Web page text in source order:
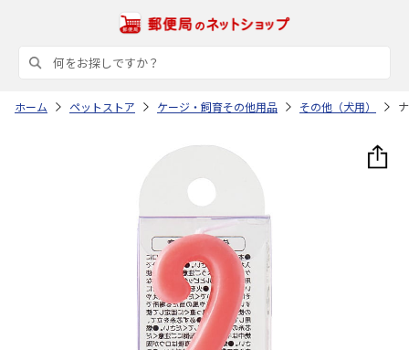
ホーム ペットストア ケージ・飼育その他用品 その他（犬用）